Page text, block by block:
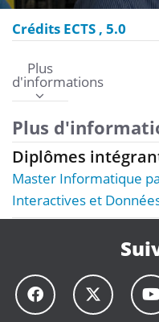
Crédits ECTS 5.0
Plus
d'informations
Plus
Diplômes
Master Informatique
Interactives et